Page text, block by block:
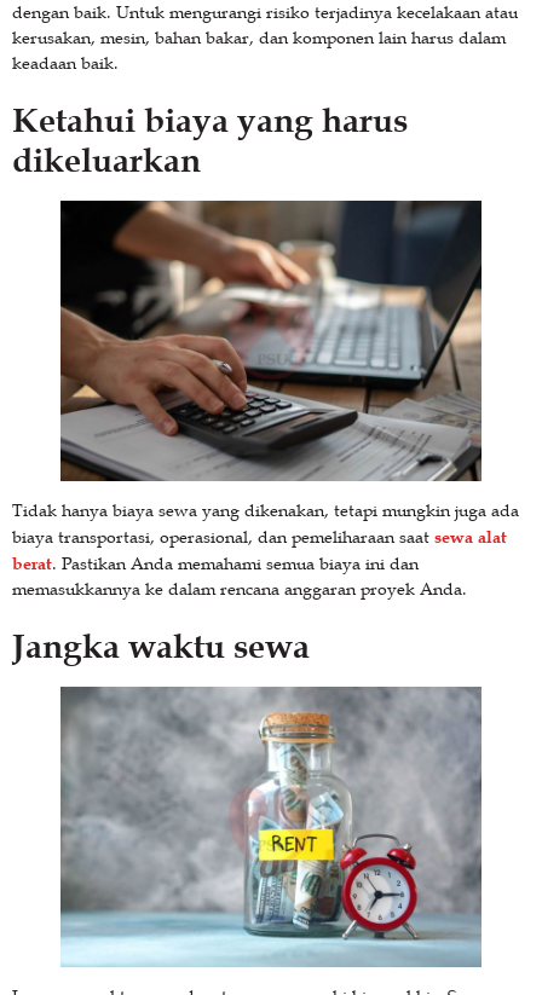
dengan baik. Untuk mengurangi risiko terjadinya kecelakaan atau
kerusakan, mesin, bahan bakar, dan komponen lain harus dalam
keadaan baik.
Ketahui biaya yang harus
dikeluarkan
Tidak hanya biaya sewa yang dikenakan, tetapi mungkin juga ada
biaya transportasi, operasional, dan pemeliharaan saat sewa alat
berat. Pastikan Anda memahami semua biaya ini dan
memasukkannya ke dalam rencana anggaran proyek Anda.
Jangka waktu sewa